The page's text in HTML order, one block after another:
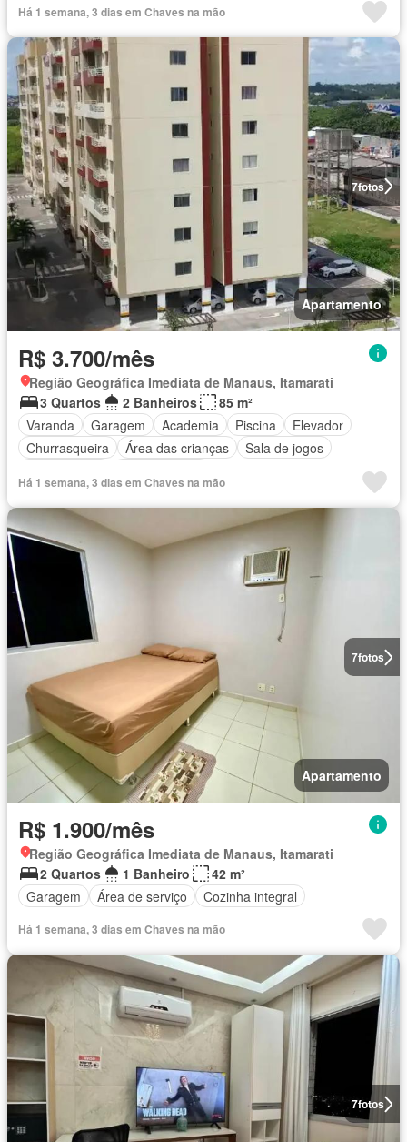
Há 1 semana, 3 dias em Chaves na mão
7fotos
Apartamento
R$ 3.700/mês
Região Geográfica Imediata de Manaus, Itamarati
3 Quartos
2 Banheiros
85 m²
Varanda
Garagem Academia Piscina
Elevador
Churrasqueira
Área das crianças
Sala de jogos
Há 1 semana, 3 dias em Chaves na mão
7fotos
Apartamento
R$ 1.900/mês
Região Geográfica Imediata de Manaus, Itamarati
2 Quartos
1 Banheiro
42 m²
Garagem
Área de serviço Cozinha integral
Há 1 semana, 3 dias em Chaves na mão
7fotos